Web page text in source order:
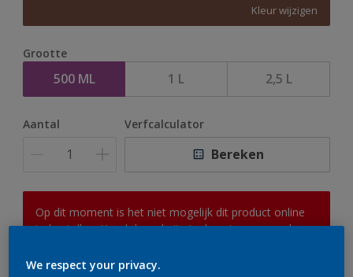
Kleur wijzigen
Grootte
500 ML 1 L 2,5 L
Aantal Verfcalculator
Bereken
Op dit moment is het niet mogelijk dit product online
te bestellen. Houd de website in de gaten, we werken
We respect your privacy.